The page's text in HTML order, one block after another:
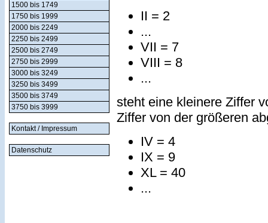
1500 bis 1749
1750 bis 1999
2000 bis 2249
2250 bis 2499
2500 bis 2749
2750 bis 2999
3000 bis 3249
3250 bis 3499
3500 bis 3749
3750 bis 3999
Kontakt / Impressum
Datenschutz
II = 2
...
VII = 7
VIII = 8
...
steht eine kleinere Ziffer
Ziffer von der größeren
IV = 4
IX = 9
XL = 40
...